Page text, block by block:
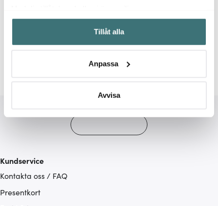
Samla in information om din geografiska plats som
kan ha en noggrannhet på upp till flera meter
Identifiera din enhet genom att aktivt skanna den för
Ta reda på mer om hur dina personliga uppgifter
Du kan ändra eller dra tillbaka ditt samtycke när som
Vi använder cookies för att innehållet och annonserna
hemsidan ännu bättre. Du bestämmer själv vilka cookies
som du vill dela med dig av.
Tillåt alla
Anpassa
Avvisa
Kundservice
Kontakta oss / FAQ
Presentkort